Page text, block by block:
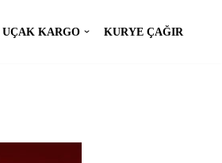
UÇAK KARGO KURYE ÇAĞIR